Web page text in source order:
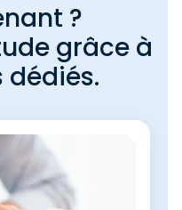
?
grâce à
dédiés.